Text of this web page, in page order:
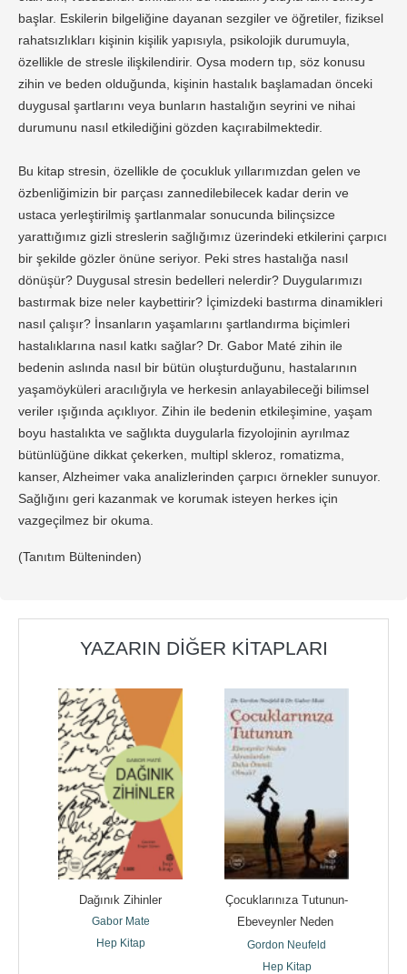
başlar. Eskilerin bilgeliğine dayanan sezgiler ve öğretiler, fiziksel
rahatsızlıkları kişinin kişilik yapısıyla, psikolojik durumuyla,
özellikle de stresle ilişkilendirir. Oysa modern tıp, söz konusu
zihin ve beden olduğunda, kişinin hastalık başlamadan önceki
duygusal şartlarını veya bunların hastalığın seyrini ve nihai
durumunu nasıl etkilediğini gözden kaçırabilmektedir.
Bu kitap stresin, özellikle de çocukluk yıllarımızdan gelen ve
özbenliğimizin bir parçası zannedilebilecek kadar derin ve
ustaca yerleştirilmiş şartlanmalar sonucunda bilinçsizce
yarattığımız gizli streslerin sağlığımız üzerindeki etkilerini çarpıcı
bir şekilde gözler önüne seriyor. Peki stres hastalığa nasıl
dönüşür? Duygusal stresin bedelleri nelerdir? Duygularımızı
bastırmak bize neler kaybettirir? İçimizdeki bastırma dinamikleri
nasıl çalışır? İnsanların yaşamlarını şartlandırma biçimleri
hastalıklarına nasıl katkı sağlar? Dr. Gabor Maté zihin ile
bedenin aslında nasıl bir bütün oluşturduğunu, hastalarının
yaşamöyküleri aracılığıyla ve herkesin anlayabileceği bilimsel
veriler ışığında açıklıyor. Zihin ile bedenin etkileşimine, yaşam
boyu hastalıkta ve sağlıkta duygularla fizyolojinin ayrılmaz
bütünlüğüne dikkat çekerken, multipl skleroz, romatizma,
kanser, Alzheimer vaka analizlerinden çarpıcı örnekler sunuyor.
Sağlığını geri kazanmak ve korumak isteyen herkes için
vazgeçilmez bir okuma.
(Tanıtım Bülteninden)
YAZARIN DIĞER KITAPLARI
Dağınık Zihinler
Gabor Mate
Hep Kitap
Çocuklarınıza Tutunun-
Ebeveynler Neden
Akranlardan Daha Önemli
Olmalı?
Gordon Neufeld
Hep Kitap